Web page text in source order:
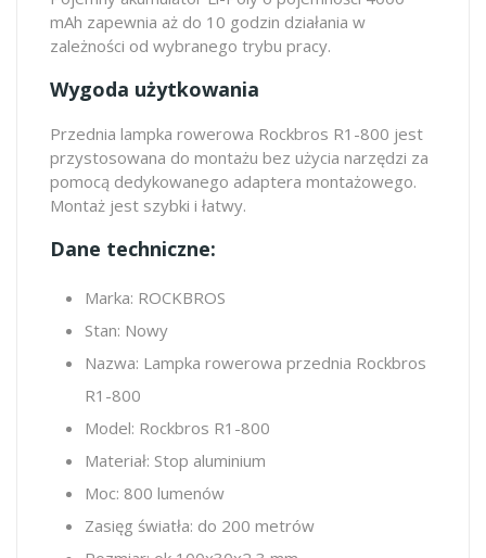
mAh zapewnia aż do 10 godzin działania w
zależności od wybranego trybu pracy.
Wygoda użytkowania
Przednia lampka rowerowa Rockbros R1-800 jest
przystosowana do montażu bez użycia narzędzi za
pomocą dedykowanego adaptera montażowego.
Montaż jest szybki i łatwy.
Dane techniczne:
Marka: ROCKBROS
Stan: Nowy
Nazwa: Lampka rowerowa przednia Rockbros
R1-800
Model: Rockbros R1-800
Materiał: Stop aluminium
Moc: 800 lumenów
Zasięg światła: do 200 metrów